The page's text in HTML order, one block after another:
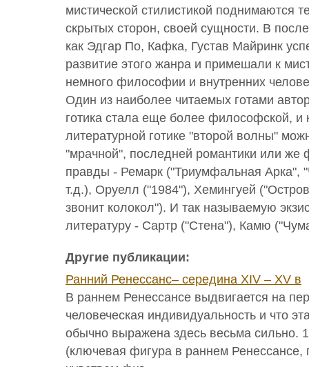
мистической стилистикой поднимаются
скрытых сторон, своей сущности. В
как Эдгар По, Кафка, Густав Майринк
развитие этого жанра и примешали к
немного философии и внутренних
Один из наиболее читаемых готами
готика стала еще более философской, и
литературной готике "второй волны"
"мрачной", последней романтики или же
правды - Ремарк ("Триумфальная Арка",
т.д.), Оруелл ("1984"), Хемингуей
звонит колокол"). И так называемую
литературу - Сартр ("Стена"), Камю
Другие публикации:
Ранний Ренессанс– середина XIV – XV в
В раннем Ренессансе выдвигается на
человеческая индивидуальность и что
обычно выражена здесь весьма сильно.
(ключевая фигура в раннем